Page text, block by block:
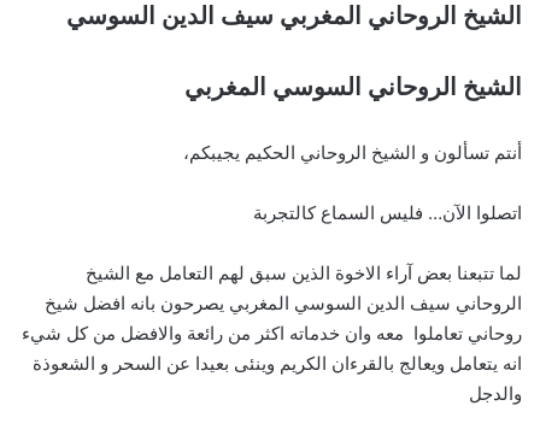
الشيخ الروحاني المغربي سيف الدين السوسي
الشيخ الروحاني السوسي المغربي
أنتم تسألون و الشيخ الروحاني الحكيم يجيبكم،
اتصلوا الآن… فليس السماع كالتجربة
لما تتبعنا بعض آراء الاخوة الذين سبق لهم التعامل مع الشيخ
الروحاني سيف الدين السوسي المغربي يصرحون بانه افضل شيخ
روحاني تعاملوا معه وان خدماته اكثر من رائعة والافضل من كل شيء
انه يتعامل ويعالج بالقرءان الكريم وينئى بعيدا عن السحر و الشعوذة
والدجل